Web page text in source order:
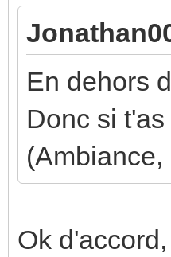
En dehors
Donc si
Ok